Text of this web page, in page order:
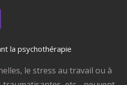
la psychothérapie
le stress au travail ou à